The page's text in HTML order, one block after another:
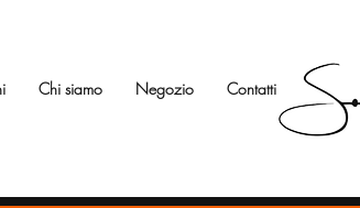
Chi siamo Negozio Contatti